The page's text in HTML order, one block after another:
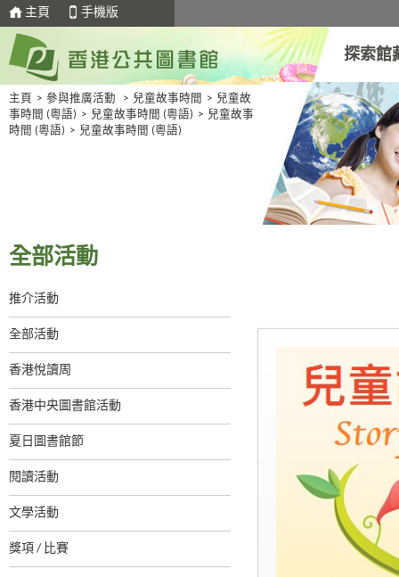
主頁 手機版
探索館
主頁 > 參與推廣活動 > 兒童故事時間 > 兒童故
事時間 (粵語) > 兒童故事時間 (粵語) > 兒童故事
時間 (粵語) > 兒童故事時間 (粵語)
全部活動
推介活動
全部活動
香港悅讀周
香港中央圖書館活動
夏日圖書館節
閱讀活動
文學活動
獎項 / 比賽